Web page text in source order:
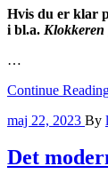
Hvis du er klar
i bl.a. Klokkeren
…
Continue
maj 22, 2023 By
Det